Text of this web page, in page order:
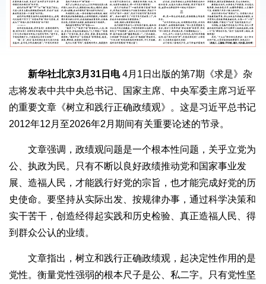
新华社北京3月31日电4月1日出版的第7期《求是》杂
志将发表中共中央总书记、国家主席、中央军委主席习近平
的重要文章《树立和践行正确政绩观》。这是习近平总书记
2012年12月至2026年2月期间有关重要论述的节录。
文章强调，政绩观问题是一个根本性问题，关乎立党为
公、执政为民。只有不断以良好政绩推动党和国家事业发
展、造福人民，才能践行好党的宗旨，也才能完成好党的历
史使命。要坚持从实际出发、按规律办事，通过科学决策和
实干苦干，创造经得起实践和历史检验、真正造福人民、得
到群众公认的业绩。
文章指出，树立和践行正确政绩观，起决定性作用的是
党性。衡量党性强弱的根本尺子是公、私二字。只有党性坚